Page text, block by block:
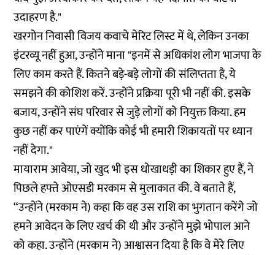
उदाहरण है."
खरगोन निवासी विजय कवाचे मेरिट लिस्ट में थे, लेकिन उनका
इंटरव्यू नहीं हुआ, उन्होंने माना "इनमें से अधिकांश लोग भाजपा के
लिए काम करते हैं. कितने बड़े-बड़े लोगों की संलिप्तता है, ये
समझने की कोशिश करें. उन्होंने प्रक्रिया पूरी भी नहीं की. इसके
बजाय, उन्होंने संघ परिवार से जुड़े लोगों को नियुक्त किया. हम
कुछ नहीं कर पाएंगें क्योंकि कोई भी हमारी शिकायतों पर ध्यान
नहीं देगा."
मायाराम आवेया, जो खुद भी इस धोखाधड़ी का शिकार हुए हैं, ने
पिछले हफ्ते ओएसडी मरकाम से मुलाकात की. वे बताते हैं,
“उन्होंने (मरकाम ने) कहा कि वह उस राशि का भुगतान करेंगे जो
हमने आवेदन के लिए खर्च की थी और उन्होंने मुझे भोपाल आने
को कहा. उन्होंने (मरकाम ने) आश्वासन दिया है कि वे मेरे लिए